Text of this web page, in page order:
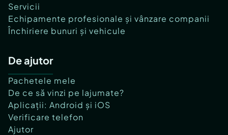
Servicii
Echipamente profesionale și vânzare companii
Închiriere bunuri și vehicule
De ajutor
Pachetele mele
De ce să vinzi pe lajumate?
Aplicații: Android și iOS
Verificare telefon
Ajutor